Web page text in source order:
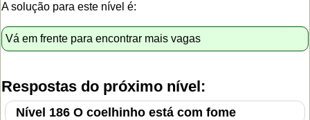
A solução para este nível é:
Vá em frente para encontrar mais vagas
Respostas do próximo nível:
Nível 186 O coelhinho está com fome